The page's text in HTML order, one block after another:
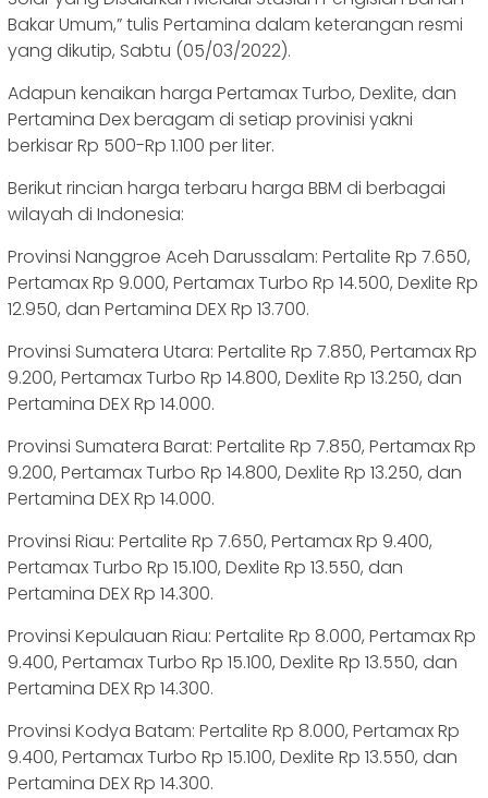
Bakar Umum,” tulis Pertamina dalam keterangan resmi
yang dikutip, Sabtu (05/03/2022).
Adapun kenaikan harga Pertamax Turbo, Dexlite, dan
Pertamina Dex beragam di setiap provinisi yakni
berkisar Rp 500-Rp 1.100 per liter.
Berikut rincian harga terbaru harga BBM di berbagai
wilayah di Indonesia:
Provinsi Nanggroe Aceh Darussalam: Pertalite Rp 7.650,
Pertamax Rp 9.000, Pertamax Turbo Rp 14.500, Dexlite Rp
12.950, dan Pertamina DEX Rp 13.700.
Provinsi Sumatera Utara: Pertalite Rp 7.850, Pertamax Rp
9.200, Pertamax Turbo Rp 14.800, Dexlite Rp 13.250, dan
Pertamina DEX Rp 14.000.
Provinsi Sumatera Barat: Pertalite Rp 7.850, Pertamax Rp
9.200, Pertamax Turbo Rp 14.800, Dexlite Rp 13.250, dan
Pertamina DEX Rp 14.000.
Provinsi Riau: Pertalite Rp 7.650, Pertamax Rp 9.400,
Pertamax Turbo Rp 15.100, Dexlite Rp 13.550, dan
Pertamina DEX Rp 14.300.
Provinsi Kepulauan Riau: Pertalite Rp 8.000, Pertamax Rp
9.400, Pertamax Turbo Rp 15.100, Dexlite Rp 13.550, dan
Pertamina DEX Rp 14.300.
Provinsi Kodya Batam: Pertalite Rp 8.000, Pertamax Rp
9.400, Pertamax Turbo Rp 15.100, Dexlite Rp 13.550, dan
Pertamina DEX Rp 14.300.